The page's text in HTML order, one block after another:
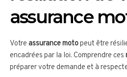
assurance
Votre assurance motopeut être
encadrées par la loi. Comprendre ces
préparer votre demande et à